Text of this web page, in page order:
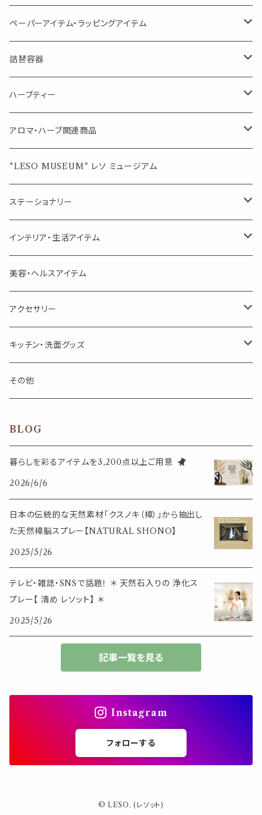
AroMachi アロマチ 町の香り
Mask&Pillow Aroma
ブレンド
ディフューザー
サシェ・香り袋
ハーブティー
シングル
箱入りアソート
キャンディー
ペーパーアイテム・ラッピングアイテム
シーリングワックス シール
ペーパークリップ
ウェルカムボード・装飾
席札クリップ
プチギフト
詰替容器
ロールオンボトル
スプレーボトル
スポイトボトル
精油用ボトル
ポンプ式ボトル
リップ容器
スクリュー容器
チューブ
スライドケース
ハーブティー
ブレンド
ジュエル オブ ビューティー
美人さんのハーブティー
シングル
アロマ・ハーブ関連商品
エッセンシャルオイル
シングル
ブレンド
クラフト器材・道具
キャリアオイル・ワックス
道具
お香・サシェ・キャンドル
線香
サシェ・香り袋
ディフューザー
アロマオイルウォーマー
アロマストーン
*LESO MUSEUM* レソ ミュージアム
ステーショナリー
デザインクリップ
記号（ハート,星,etc）
音楽・楽器
ミニサイズ
50個以上の大容量
ダブルクリップ・その他
ページオープナー・ワイドクリップ
ポストカード・メッセージカード
フック・マグネット・画鋲
ステッカー・マスキングテープ・付箋
筆記用具
インテリア・生活アイテム
オブジェ
キャンドル・お香
ウォールアイテム
フック・マグネット・画鋲
収納・小物トレー
スマホアイテム
生活アイテム
美容・ヘルスアイテム
アクセサリー
ブローチ・ピンバッチ
ピアス
ブレスレット
その他
キッチン・洗面グッズ
カトラリー
その他
BLOG
暮らしを彩るアイテムを3,200点以上ご用意
2026/6/6
日本の伝統的な天然素材「クスノキ（樟）」から抽出し
た天然樟脳スプレー【NATURAL SHONO】
2025/5/26
テレビ・雑誌・SNSで話題！ ＊ 天然石入りの 浄化ス
プレー【 清め レソット】 ＊
2025/5/26
記事一覧を見る
Instagram
フォローする
© LESO. (レソット)